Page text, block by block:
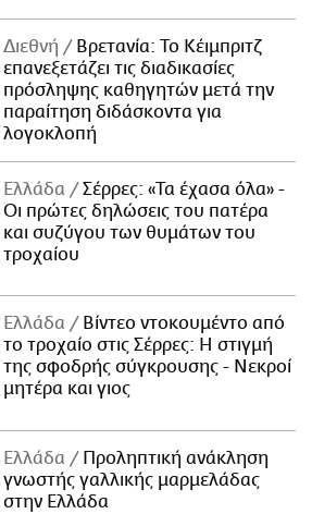
Διεθνή
Βρετανία: Το Κέιμπριτζ
επανεξετάζει τις διαδικασίες
πρόσληψης καθηγητών μετά την
παραίτηση διδάσκοντα για
λογοκλοπή
Ελλάδα
Σέρρες: «Τα έχασα όλα» -
Οι πρώτες δηλώσεις του πατέρα
και συζύγου των θυμάτων του
τροχαίου
Ελλάδα
Βίντεο ντοκουμέντο από
το τροχαίο στις Σέρρες: Η στιγμή
της σφοδρής σύγκρουσης - Νεκροί
μητέρα και γιος
Ελλάδα
Προληπτική ανάκληση
γνωστής γαλλικής μαρμελάδας
στην Ελλάδα